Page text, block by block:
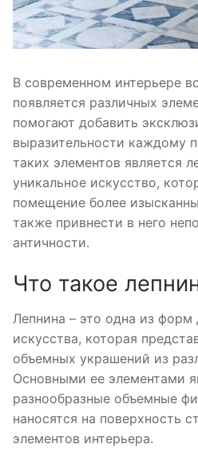
В современном интерьере
появляется различных
помогают добавить
выразительности каждому
таких элементов является
уникальное искусство,
помещение более
также привнести в него
античности.
Что такое
Лепнина – это одна из форм
искусства, которая
объемных украшений из
Основными ее элементами
разнообразные объемные
наносятся на поверхность
элементов интерьера.